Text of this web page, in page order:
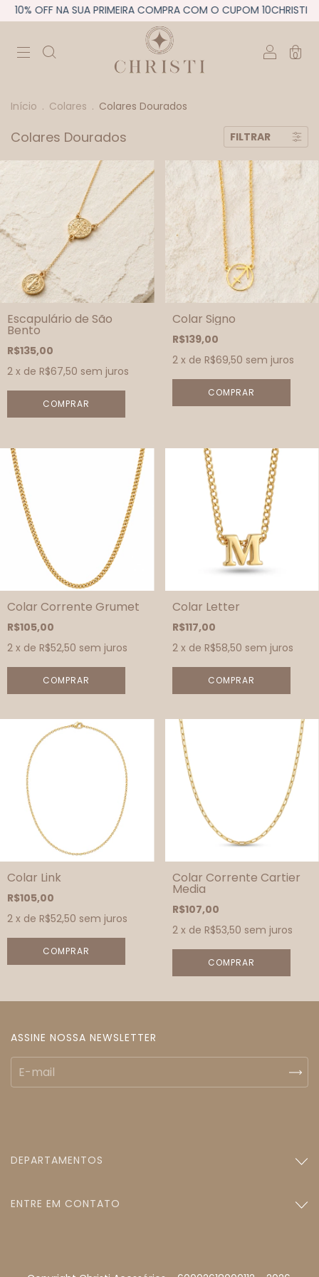
10% OFF NA SUA PRIMEIRA COMPRA COM O CUPOM 10CHRISTI
0
Início . Colares . Colares Dourados
Colares Dourados FILTRAR
Escapulário de São
Bento
R$135,00
2 x de R$67,50 sem juros
Colar Signo
R$139,00
2 x de R$69,50 sem juros
COMPRAR
Colar Corrente Grumet
R$105,00
2 x de R$52,50 sem juros
COMPRAR
Colar Letter
R$117,00
2 x de R$58,50 sem juros
COMPRAR
Colar Link
R$105,00
2 x de R$52,50 sem juros
COMPRAR
Colar Corrente Cartier
Media
R$107,00
2 x de R$53,50 sem juros
COMPRAR
ASSINE NOSSA NEWSLETTER
DEPARTAMENTOS
ENTRE EM CONTATO